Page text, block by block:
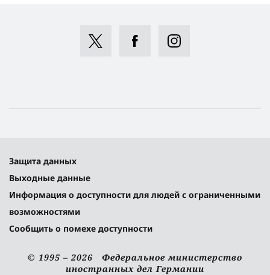
Защита данных
Выходные данные
Информация о доступности для людей с ограниченными
возможностями
Сообщить о помехе доступности
© 1995 – 2026 Федеральное министерство
иностранных дел Германии